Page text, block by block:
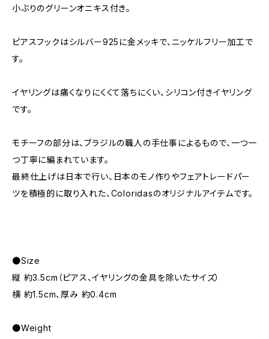
小ぶりのグリーンオニキス付き。
ピアスフックはシルバー925に金メッキで、ニッケルフリー加工で
す。
イヤリングは痛くなりにくくて落ちにくい、シリコン付きイヤリング
です。
モチーフの部分は、ブラジルの職人の手仕事によるもので、一つ一
つ丁寧に編まれています。
最終仕上げは日本で行い、日本のモノ作りやフェアトレードパー
ツを積極的に取り入れた、Coloridasのオリジナルアイテムです。
●Size
縦 約3.5cm（ピアス、イヤリングの金具を除いたサイズ）
横 約1.5cm、厚み 約0.4cm
●Weight